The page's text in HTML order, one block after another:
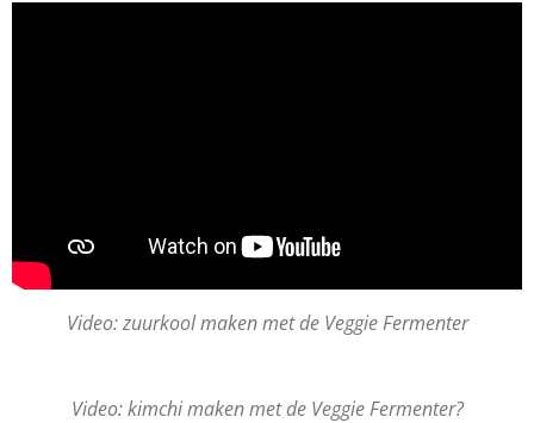
Video: zuurkool maken met de Veggie Fermenter
Video: kimchi maken met de Veggie Fermenter?